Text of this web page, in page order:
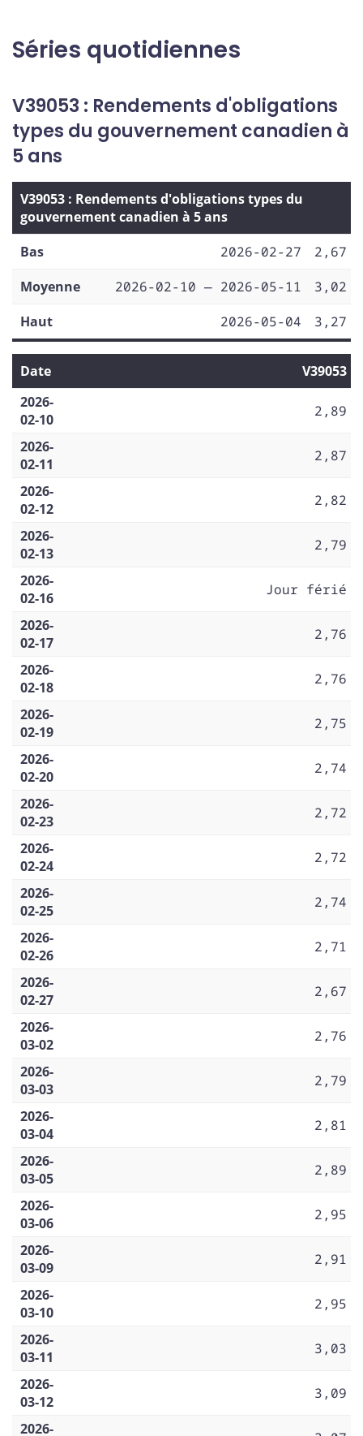
Séries quotidiennes
V39053 : Rendements d'obligations
types du gouvernement canadien à
5 ans
V39053 : Rendements d'obligations types du
gouvernement canadien à 5 ans
Bas
2026-02-27
2,67
Moyenne
2026-02-10 — 2026-05-11
3,02
Haut
2026-05-04 3,27
Date
V39053
2026-
02-10
2,89
2026-
02-11
2,87
2026-
02-12
2,82
2026-
02-13
2,79
2026-
02-16
Jour férié
2026-
02-17
2,76
2026-
02-18
2,76
2026-
02-19
2,75
2026-
02-20
2,74
2026-
02-23
2,72
2026-
02-24
2,72
2026-
02-25
2,74
2026-
02-26
2,71
2026-
02-27
2,67
2026-
03-02
2,76
2026-
03-03
2,79
2026-
03-04
2,81
2026-
03-05
2,89
2026-
03-06
2,95
2026-
03-09
2,91
2026-
03-10
2,95
2026-
03-11
3,03
2026-
03-12
3,09
2026-